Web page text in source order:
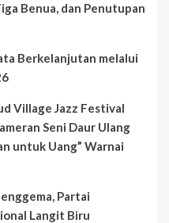
Benua, dan Penutupan
Berkelanjutan melalui
Village Jazz Festival
Seni Daur Ulang
untuk Uang” Warnai
Partai
Langit Biru